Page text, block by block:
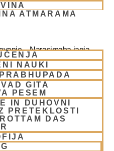
ATMARAMA
NAUKI
GITA
PESEM
IN DUHOVNI
PRETEKLOSTI
DAS
– Narasimaha jagja.